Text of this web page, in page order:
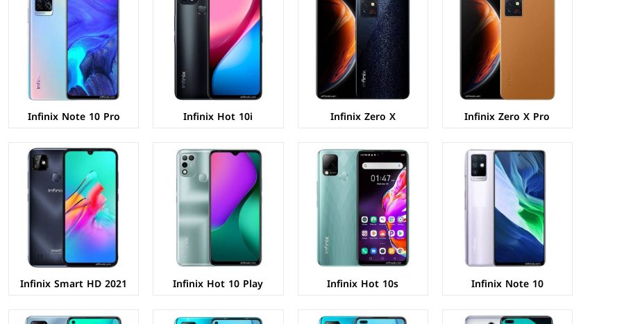
Infinix Zero X Pro
Infinix Zero X
Infinix Hot 10i
Infinix Note 10 Pro
Infinix Note 10
عرض المواصفات ←
Infinix Hot 10s
الشاشة:IPS LCD بحجم 6.82 بوصة بدقة HD+
المعالج:Mediatek MT6769Z Helio G85
الكاميرات:خلفية 48+2+AI م.ب/ امامية 8 م.ب.
الذاكرة+الرام:
نظام التشغيل:
البطارية:6000 ملي امبير
عرض المواصفات ←
Infinix Hot 10 Play
الشاشة:
المعالج:Mediatek MT6762G Helio G25
الكاميرات:خلفية 13+QVGA م.ب/ امامية 8 م.ب.
الذاكرة+الرام:32/64 + 2/4 جيجابايت
نظام التشغيل:Android 10 (Go edition).
البطارية:6000 ملي امبير
عرض المواصفات ←
Infinix Smart HD 2021
الشاشة:IPS LCD بحجم 6.1 بوصة بدقة HD+
المعالج: Mediatek MT6761D Helio A20
الكاميرات:خلفية 8 م.ب/ امامية 5 م.ب.
الذاكرة+الرام:32 + 2 جيجابايت، كارت ميموري.
نظام التشغيل:Android 10 (Go edition)
البطارية:5000 ملي امبير
عرض المواصفات ←
الشاشة:IPS LCD بحجم 6.85 بوصة بدقة FHD+
المعالج: Mediatek MT6785 Helio G90T
الكاميرات:خلفية 48+8+2+2 م.ب/ امامية 16+8 م.ب.
الذاكرة+الرام:
نظام التشغيل:Android 10
البطارية:4500 ملي امبير - 33 واط
عرض المواصفات ←
الشاشة:IPS LCD بحجم 6.95 بوصة بدقة HD+
المعالج:Mediatek MT6769V/CU Helio G80
الكاميرات:خلفية 64+2+2+2 م.ب/ امامية 16+2 م.ب.
الذاكرة+الرام:128 + 6 جيجابايت
نظام التشغيل:Android 10
البطارية:5200 ملي امبير - 18 واط
عرض المواصفات ←
الشاشة:
المعالج:Mediatek MT6769V/CU Helio G80
الكاميرات:خلفية 48+2+2+2 م.ب/ امامية 8 م.ب.
الذاكرة+الرام:64/128 + 4/6 جيجابايت
نظام التشغيل:Android 10
البطارية:
عرض المواصفات ←
الشاشة:
IPS LCD بحجم 6.78 بوصة بدقة HD+
المعالج:Mediatek Helio G70
الكاميرات:خلفية 16+2+2+AI م.ب/ امامية 8 م.ب.
الذاكرة+الرام:64/128 + 3/4/6 جيجابايت
نظام التشغيل:Android 10
البطارية:5200 ملي امبير
عرض المواصفات ←